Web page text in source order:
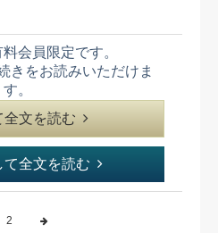
会員限定です。
きをお読みいただけま
す。
全文を読む
て全文を読む
2